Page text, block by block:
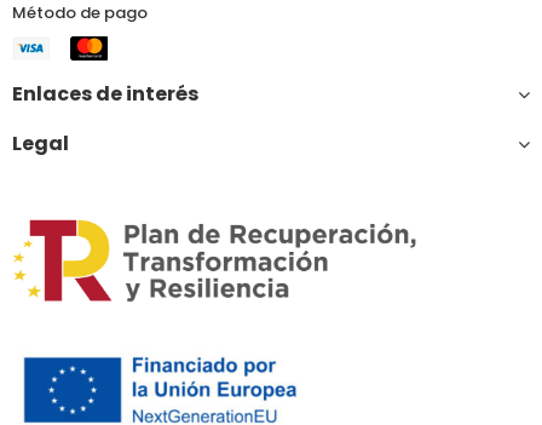
Método de pago
Enlaces de interés
Legal